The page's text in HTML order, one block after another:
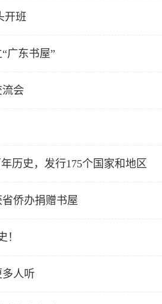
开班
广东书屋”
会
历史，发行175个国家和地区
侨办捐赠书屋
！
人听